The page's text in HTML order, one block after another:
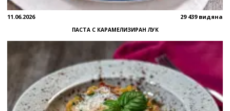
11.06.2026 29 439 видяна
ПАСТА С КАРАМЕЛИЗИРАН ЛУК